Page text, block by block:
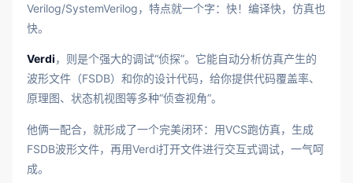
Verilog/SystemVerilog，特点就一个字：快！编译快，仿真也
快。
Verdi，则是个强大的调试“侦探”。它能自动分析仿真产生的
波形文件（FSDB）和你的设计代码，给你提供代码覆盖率、
原理图、状态机视图等多种“侦查视角”。
他俩一配合，就形成了一个完美闭环：用VCS跑仿真，生成
FSDB波形文件，再用Verdi打开文件进行交互式调试，一气呵
成。